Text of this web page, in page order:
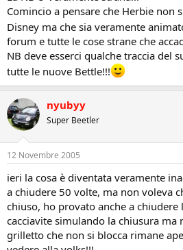
Comincio a pensare che Herbie non
Disney ma che sia veramente
forum e tutte le cose strane che
NB deve esserci qualche traccia del
tutte le nuove Bettle!!!
nyubyy
Super Beetler
12 Novembre 2005
ieri la cosa è diventata veramente
a chiudere 50 volte, ma non voleva
chiuso, ho provato anche a chiudere
cacciavite simulando la chiusura ma
grilletto che non si blocca rimane